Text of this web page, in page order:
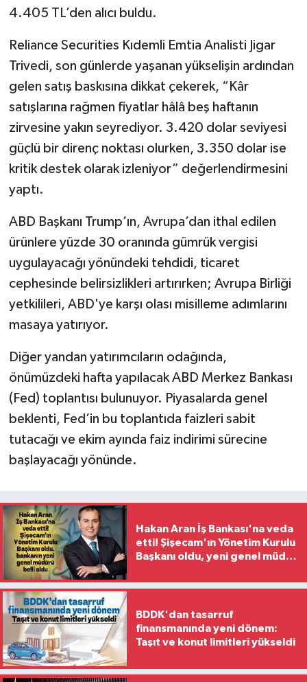
4.405 TL’den alıcı buldu.
Reliance Securities Kıdemli Emtia Analisti Jigar
Trivedi, son günlerde yaşanan yükselişin ardından
gelen satış baskısına dikkat çekerek, “Kâr
satışlarına rağmen fiyatlar hâlâ beş haftanın
zirvesine yakın seyrediyor. 3.420 dolar seviyesi
güçlü bir direnç noktası olurken, 3.350 dolar ise
kritik destek olarak izleniyor” değerlendirmesini
yaptı.
ABD Başkanı Trump’ın, Avrupa’dan ithal edilen
ürünlere yüzde 30 oranında gümrük vergisi
uygulayacağı yönündeki tehdidi, ticaret
cephesinde belirsizlikleri artırırken; Avrupa Birliği
yetkilileri, ABD'ye karşı olası misilleme adımlarını
masaya yatırıyor.
Diğer yandan yatırımcıların odağında,
önümüzdeki hafta yapılacak ABD Merkez Bankası
(Fed) toplantısı bulunuyor. Piyasalarda genel
beklenti, Fed’in bu toplantıda faizleri sabit
tutacağı ve ekim ayında faiz indirimi sürecine
başlayacağı yönünde.
Hakan Aran İş Bankası'na veda
etti! Şişecam'ın Yönetim Kurulu
Başkanı oldu, yeni genel müdür
BDDK'dan tasarruf
finansmanında yeni dönem:
Taşıt ve konut limitleri yükseldi